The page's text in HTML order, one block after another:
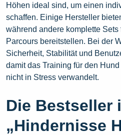
Höhen ideal sind, um einen
schaffen. Einige Hersteller
während andere komplette
Parcours bereitstellen. Bei der
Sicherheit, Stabilität und
damit das Training für den
nicht in Stress verwandelt.
Die Bestseller
„Hindernisse